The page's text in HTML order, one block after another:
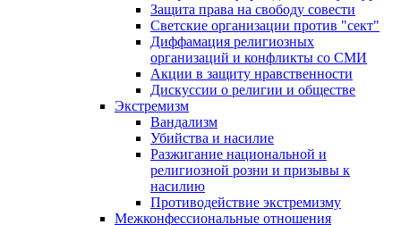
Защита права на свободу совести
Светские организации против "сект"
Диффамация религиозных
организаций и конфликты со СМИ
Акции в защиту нравственности
Дискуссии о религии и обществе
Экстремизм
Вандализм
Убийства и насилие
Разжигание национальной и
религиозной розни и призывы к
насилию
Противодействие экстремизму
Межконфессиональные отношения